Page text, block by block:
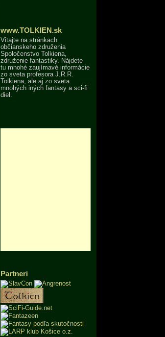
www.TOLKIEN.sk
Vitajte na stránkach
občianskeho združenia
Spoločenstvo Tolkiena,
združenie fantastiky. Nájdete
tu mnohé zaujímavé informácie
zo sveta profesora J.R.R.
Tolkiena, ale aj zo sveta
mnohých iných fantasy a sci-fi
diel.
Partneri